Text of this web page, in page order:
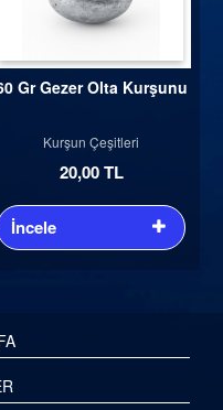
Gr Gezer Olta Kurşunu
Kurşun Çeşitleri
20,00 TL
İncele